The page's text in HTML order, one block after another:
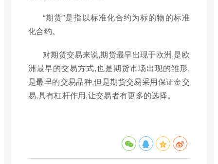
“期货”是指以标准化合约为标的物的标准
化合约。
对期货交易来说,期货最早出现于欧洲,是欧
洲最早的交易方式,也是期货市场出现的雏形,
是最早的交易品种,但是期货交易采用保证金交
易,具有杠杆作用,让交易者有更多的选择。